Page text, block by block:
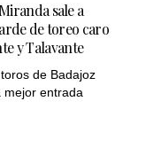
sale a
de toreo caro
y Talavante
de Badajoz
mejor entrada